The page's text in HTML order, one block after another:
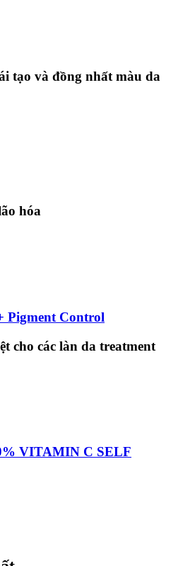
tạo và đồng nhất màu da
hóa
Pigment Control
cho các làn da treatment
VITAMIN C SELF